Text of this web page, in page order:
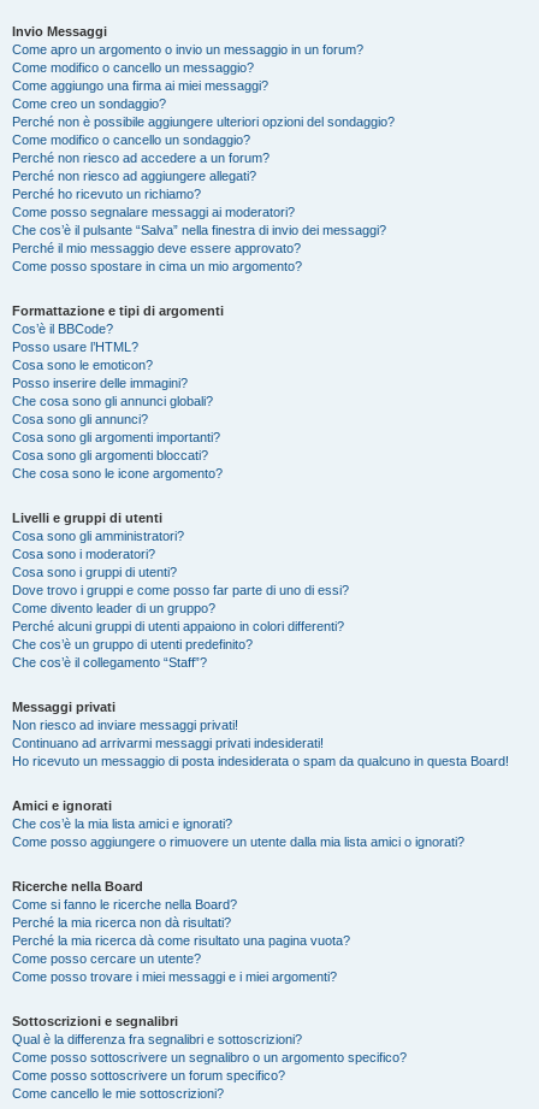
Invio Messaggi
Come apro un argomento o invio un messaggio in un forum?
Come modifico o cancello un messaggio?
Come aggiungo una firma ai miei messaggi?
Come creo un sondaggio?
Perché non è possibile aggiungere ulteriori opzioni del sondaggio?
Come modifico o cancello un sondaggio?
Perché non riesco ad accedere a un forum?
Perché non riesco ad aggiungere allegati?
Perché ho ricevuto un richiamo?
Come posso segnalare messaggi ai moderatori?
Che cos’è il pulsante “Salva” nella finestra di invio dei messaggi?
Perché il mio messaggio deve essere approvato?
Come posso spostare in cima un mio argomento?
Formattazione e tipi di argomenti
Cos’è il BBCode?
Posso usare l’HTML?
Cosa sono le emoticon?
Posso inserire delle immagini?
Che cosa sono gli annunci globali?
Cosa sono gli annunci?
Cosa sono gli argomenti importanti?
Cosa sono gli argomenti bloccati?
Che cosa sono le icone argomento?
Livelli e gruppi di utenti
Cosa sono gli amministratori?
Cosa sono i moderatori?
Cosa sono i gruppi di utenti?
Dove trovo i gruppi e come posso far parte di uno di essi?
Come divento leader di un gruppo?
Perché alcuni gruppi di utenti appaiono in colori differenti?
Che cos’è un gruppo di utenti predefinito?
Che cos’è il collegamento “Staff”?
Messaggi privati
Non riesco ad inviare messaggi privati!
Continuano ad arrivarmi messaggi privati indesiderati!
Ho ricevuto un messaggio di posta indesiderata o spam da qualcuno in questa Board!
Amici e ignorati
Che cos’è la mia lista amici e ignorati?
Come posso aggiungere o rimuovere un utente dalla mia lista amici o ignorati?
Ricerche nella Board
Come si fanno le ricerche nella Board?
Perché la mia ricerca non dà risultati?
Perché la mia ricerca dà come risultato una pagina vuota?
Come posso cercare un utente?
Come posso trovare i miei messaggi e i miei argomenti?
Sottoscrizioni e segnalibri
Qual è la differenza fra segnalibri e sottoscrizioni?
Come posso sottoscrivere un segnalibro o un argomento specifico?
Come posso sottoscrivere un forum specifico?
Come cancello le mie sottoscrizioni?